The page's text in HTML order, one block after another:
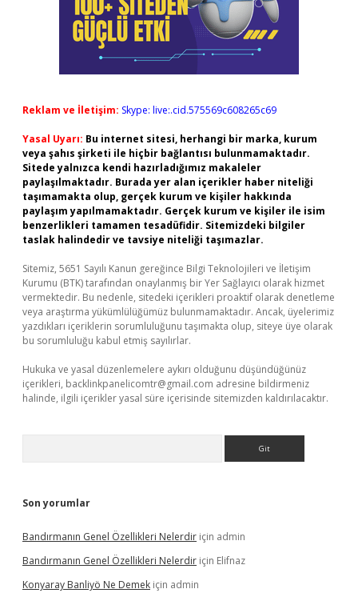
Reklam ve İletişim: Skype: live:.cid.575569c608265c69
Yasal Uyarı: Bu internet sitesi, herhangi bir marka, kurum
veya şahıs şirketi ile hiçbir bağlantısı bulunmamaktadır.
Sitede yalnızca kendi hazırladığımız makaleler
paylaşılmaktadır. Burada yer alan içerikler haber niteliği
taşımamakta olup, gerçek kurum ve kişiler hakkında
paylaşım yapılmamaktadır. Gerçek kurum ve kişiler ile isim
benzerlikleri tamamen tesadüfidir. Sitemizdeki bilgiler
taslak halindedir ve tavsiye niteliği taşımazlar.
Sitemiz, 5651 Sayılı Kanun gereğince Bilgi Teknolojileri ve İletişim
Kurumu (BTK) tarafından onaylanmış bir Yer Sağlayıcı olarak hizmet
vermektedir. Bu nedenle, sitedeki içerikleri proaktif olarak denetleme
veya araştırma yükümlülüğümüz bulunmamaktadır. Ancak, üyelerimiz
yazdıkları içeriklerin sorumluluğunu taşımakta olup, siteye üye olarak
bu sorumluluğu kabul etmiş sayılırlar.
Hukuka ve yasal düzenlemelere aykırı olduğunu düşündüğünüz
içerikleri, backlinkpanelicomtr@gmail.com adresine bildirmeniz
halinde, ilgili içerikler yasal süre içerisinde sitemizden kaldırılacaktır.
Son yorumlar
Bandırmanın Genel Özellikleri Nelerdir için admin
Bandırmanın Genel Özellikleri Nelerdir için Elifnaz
Konyaray Banliyö Ne Demek için admin